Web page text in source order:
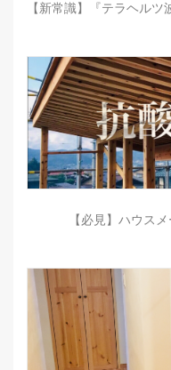
【新常識】『テラヘル
【必見】ハウス